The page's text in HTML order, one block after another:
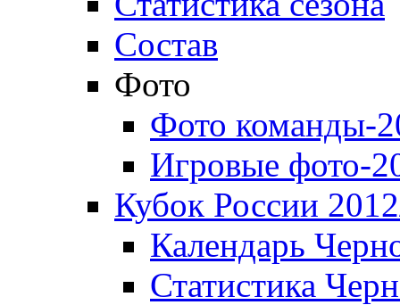
Состав
Фото
Фото команды-
Игровые фото-
Кубок России
Календарь
Статистика